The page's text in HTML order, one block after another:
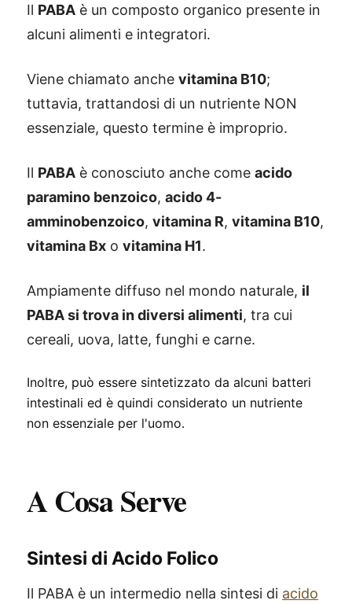
Il PABA è un composto organico presente in
alcuni alimenti e integratori.
Viene chiamato anche vitamina B10;
tuttavia, trattandosi di un nutriente NON
essenziale, questo termine è improprio.
Il PABA è conosciuto anche come acido
paramino benzoico, acido 4-
amminobenzoico, vitamina R, vitamina B10,
vitamina Bx o vitamina H1.
Ampiamente diffuso nel mondo naturale, il
PABA si trova in diversi alimenti, tra cui
cereali, uova, latte, funghi e carne.
Inoltre, può essere sintetizzato da alcuni batteri
intestinali ed è quindi considerato un nutriente
non essenziale per l'uomo.
A Cosa Serve
Sintesi di Acido Folico
Il PABA è un intermedio nella sintesi di acido